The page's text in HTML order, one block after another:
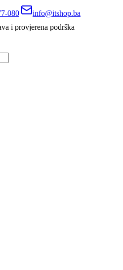
080|
info@itshop.ba
i provjerena podrška